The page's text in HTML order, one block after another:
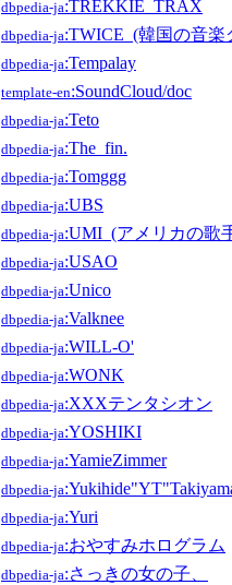
dbpedia-ja:TREKKIE_TRAX
dbpedia-ja:TWICE_(韓国の音楽
dbpedia-ja:Tempalay
template-en:SoundCloud/doc
dbpedia-ja:Teto
dbpedia-ja:The_fin.
dbpedia-ja:Tomggg
dbpedia-ja:UBS
dbpedia-ja:UMI_(アメリカの歌
dbpedia-ja:USAO
dbpedia-ja:Unico
dbpedia-ja:Valknee
dbpedia-ja:WILL-O'
dbpedia-ja:WONK
dbpedia-ja:XXXテンタシオン
dbpedia-ja:YOSHIKI
dbpedia-ja:YamieZimmer
dbpedia-ja
dbpedia-ja:Yuri
dbpedia-ja:おやすみホログラム
dbpedia-ja:さっきの女の子、